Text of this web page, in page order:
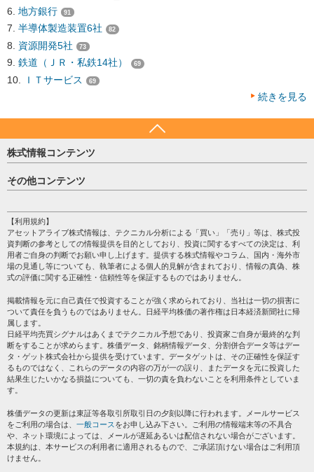
地方銀行 91
半導体製造装置6社 82
資源開発5社 73
鉄道（ＪＲ・私鉄14社） 69
ＩＴサービス 69
続きを見る
株式情報コンテンツ
日経平均
売買シグナル
株テーマ情報
海外市況
投資カレンダー
格付け情報
その他コンテンツ
個人情報保護方針
プライバシーポリシー
会社案内
サイトマップ
過去データ
【利用規約】
アセットアライブ株式情報は、テクニカル分析による「買い」「売り」等は、株式投
資判断の参考としての情報提供を目的としており、投資に関するすべての決定は、利
用者ご自身の判断でお願い申し上げます。提供する株式情報やコラム、国内・海外市
場の見通し等についても、執筆者による個人的見解が含まれており、情報の真偽、株
式の評価に関する正確性・信頼性等を保証するものではありません。
掲載情報を元に自己責任で投資することが強く求められており、当社は一切の損害に
ついて責任を負うものではありません。日経平均株価の著作権は日本経済新聞社に帰
属します。
日経平均売買シグナルはあくまでテクニカル予想であり、投資家ご自身が最終的な判
断をすることが求めらます。株価データ、銘柄情報データ、分割併合データ等はデー
タ・ゲット株式会社から提供を受けています。データゲットは、その正確性を保証す
るものではなく、これらのデータの内容の万が一の誤り、またデータを元に投資した
結果生じたいかなる損益についても、一切の責を負わないことを利用条件としていま
す。
株価データの更新は東証等各取引所取引日の夕刻以降に行われます。メールサービス
をご利用の場合は、 一般コース をお申し込み下さい。ご利用の情報端末等の不具合
や、ネット環境によっては、メールが遅延あるいは配信されない場合がございます。
本規約は、本サービスの利用者に適用されるもので、ご承諾頂けない場合はご利用頂
けません。